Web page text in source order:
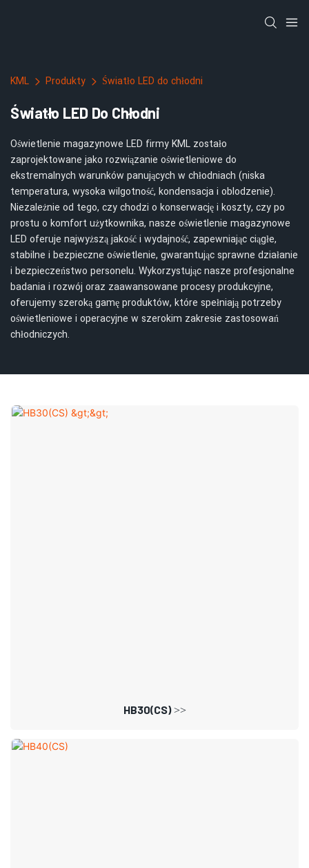
KML Produkty Światło LED do chłodni
Światło LED Do Chłodni
Oświetlenie magazynowe LED firmy KML zostało
zaprojektowane jako rozwiązanie oświetleniowe do
ekstremalnych warunków panujących w chłodniach (niska
temperatura, wysoka wilgotność, kondensacja i oblodzenie).
Niezależnie od tego, czy chodzi o konserwację i koszty, czy po
prostu o komfort użytkownika, nasze oświetlenie magazynowe
LED oferuje najwyższą jakość i wydajność, zapewniając ciągłe,
stabilne i bezpieczne oświetlenie, gwarantując sprawne działanie
i bezpieczeństwo personelu. Wykorzystując nasze profesjonalne
badania i rozwój oraz zaawansowane procesy produkcyjne,
oferujemy szeroką gamę produktów, które spełniają potrzeby
oświetleniowe i operacyjne w szerokim zakresie zastosowań
chłodniczych.
HB30(CS) >>